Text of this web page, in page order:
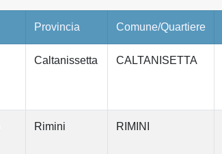
Provincia Comune/Quartiere
Caltanissetta CALTANISETTA
Rimini RIMINI